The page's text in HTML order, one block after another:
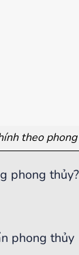
theo
phong thủy?
phong thủy